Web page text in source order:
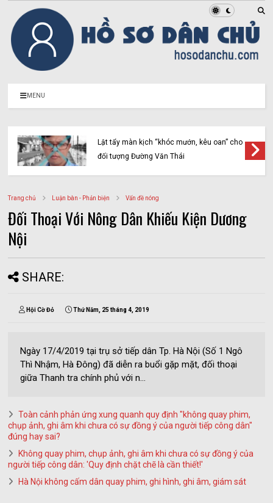
MENU
Lật tẩy màn kịch “khóc mướn, kêu oan” cho
đối tượng Đường Văn Thái
Trang chủ Luận bàn - Phản biện Vấn đề nóng
Đối Thoại Với Nông Dân Khiếu Kiện Dương
Nội
SHARE:
Hội Cờ Đỏ Thứ Năm, 25 tháng 4, 2019
Ngày 17/4/2019 tại trụ sở tiếp dân Tp. Hà Nội (Số 1 Ngô
Thì Nhậm, Hà Đông) đã diễn ra buổi gặp mặt, đối thoại
giữa Thanh tra chính phủ với n...
Toàn cảnh phản ứng xung quanh quy định "không quay phim,
chụp ảnh, ghi âm khi chưa có sự đồng ý của người tiếp công dân"
đúng hay sai?
Không quay phim, chụp ảnh, ghi âm khi chưa có sự đồng ý của
người tiếp công dân: 'Quy định chặt chẽ là cần thiết!'
Hà Nội không cấm dân quay phim, ghi hình, ghi âm, giám sát